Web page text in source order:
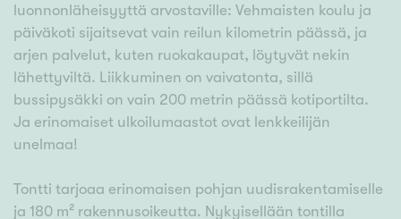
luonnonläheisyyttä arvostaville: Vehmaisten koulu ja
päiväkoti sijaitsevat vain reilun kilometrin päässä, ja
arjen palvelut, kuten ruokakaupat, löytyvät nekin
lähettyviltä. Liikkuminen on vaivatonta, sillä
bussipysäkki on vain 200 metrin päässä kotiportilta.
Ja erinomaiset ulkoilumaastot ovat lenkkeilijän
unelmaa!
Tontti tarjoaa erinomaisen pohjan uudisrakentamiselle
ja 180 m² rakennusoikeutta. Nykyisellään tontilla